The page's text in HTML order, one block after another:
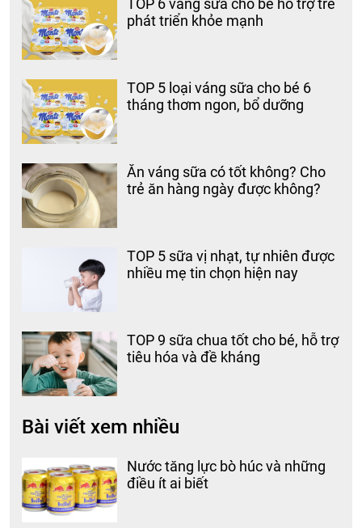
TOP 6 váng sữa cho bé hỗ trợ trẻ
phát triển khỏe mạnh
TOP 5 loại váng sữa cho bé 6
tháng thơm ngon, bổ dưỡng
Ăn váng sữa có tốt không? Cho
trẻ ăn hàng ngày được không?
TOP 5 sữa vị nhạt, tự nhiên được
nhiều mẹ tin chọn hiện nay
TOP 9 sữa chua tốt cho bé, hỗ trợ
tiêu hóa và đề kháng
Bài viết xem nhiều
Nước tăng lực bò húc và những
điều ít ai biết